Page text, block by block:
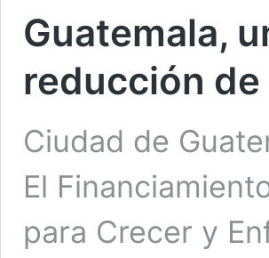
Guatemala,
reducción
Ciudad de
El
para Crecer y